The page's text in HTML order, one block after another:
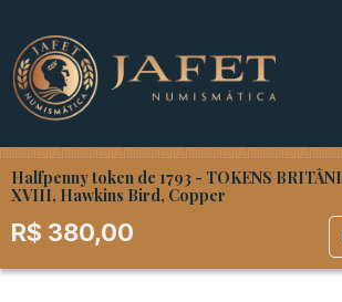
Halfpenny token de 1793 - TOKENS
XVIII, Hawkins Bird, Copper
R$ 380,00